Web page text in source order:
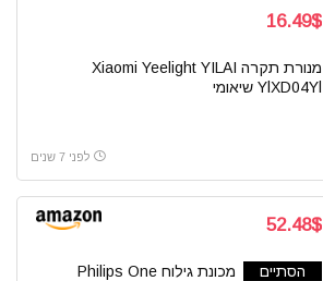
16.49$
מנורת תקרה Xiaomi Yeelight YILAI
YlXD04Yl שיאומי
לפני 7 שנים
52.48$
הסתיים
מכונת גילוח Philips One